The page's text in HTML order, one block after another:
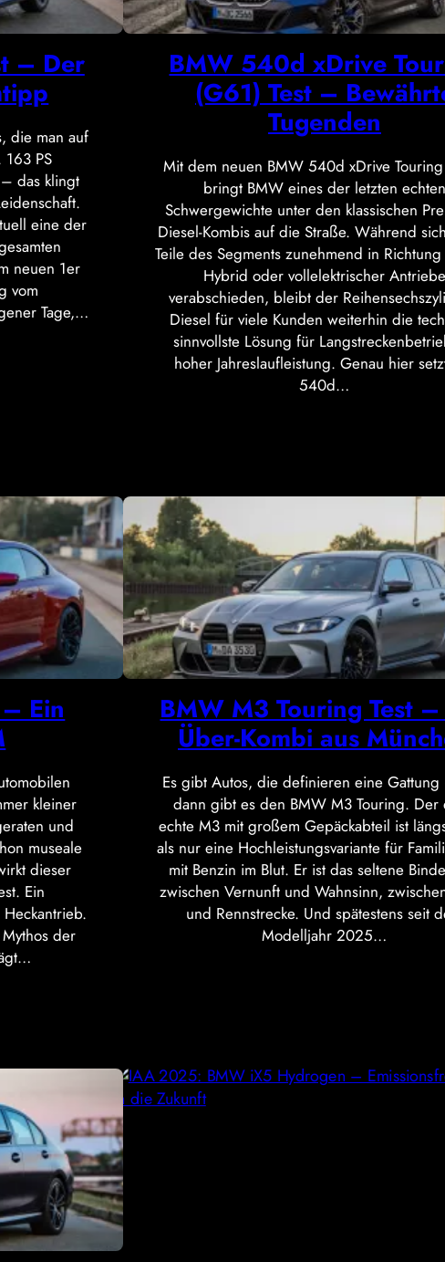
– Der
die man auf
PS
das klingt
eine der
neuen 1er
vom
Tage,…
BMW 540d xDrive
(G61) Test –
Tugenden
Mit dem neuen BMW 540d xDrive
bringt BMW eines der letzten echten
Schwergewichte unter den klassischen
Diesel-Kombis auf die Straße. Während
Teile des Segments zunehmend in Richtung
Hybrid oder vollelektrischer Antriebe
verabschieden, bleibt der
Diesel für viele Kunden weiterhin die
sinnvollste Lösung für
hoher Jahreslaufleistung. Genau hier
540d…
Ein
kleiner
und
museale
dieser
Ein
der
BMW M3 Touring Test
Über-Kombi aus
Es gibt Autos, die definieren eine
dann gibt es den BMW M3 Touring. Der
echte M3 mit großem Gepäckabteil ist
als nur eine Hochleistungsvariante für
mit Benzin im Blut. Er ist das seltene
zwischen Vernunft und Wahnsinn,
und Rennstrecke. Und spätestens seit
Modelljahr 2025…